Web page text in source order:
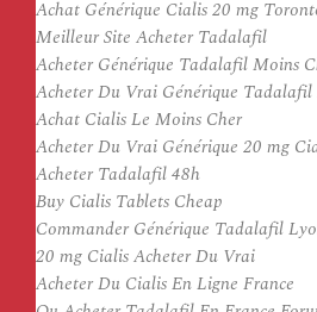
Achat Générique Cialis 20 mg
Meilleur Site Acheter Tadalafil
Acheter Générique Tadalafil Moins
Acheter Du Vrai Générique Tadalafil
Achat Cialis Le Moins Cher
Acheter Du Vrai Générique 20 mg
Acheter Tadalafil 48h
Buy Cialis Tablets Cheap
Commander Générique Tadalafil
20 mg Cialis Acheter Du Vrai
Acheter Du Cialis En Ligne France